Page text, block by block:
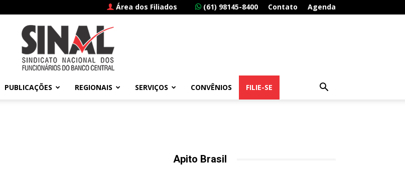
Área dos Filiados (61) 98145-8400 Contato Agenda
PUBLICAÇÕES REGIONAIS SERVIÇOS CONVÊNIOS FILIE-SE
Apito Brasil